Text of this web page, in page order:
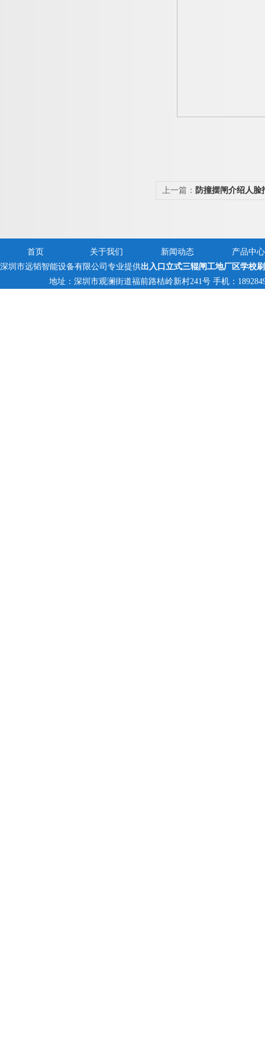
上一篇： 防撞摆闸介绍人脸
首页 关于我们 新闻动态
产品中心
深圳市远韬智能设备有限公司专业提供出入口立式三辊闸工地厂区学校
地址：深圳市观澜街道福前路桔岭新村241号 手机：